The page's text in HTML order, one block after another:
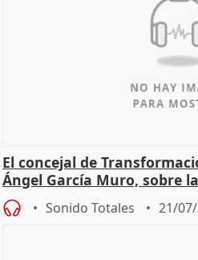
El concejal de
Ángel García Muro, sobre
Sonido Totales 21/